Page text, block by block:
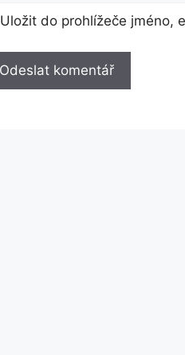
Uložit do prohlížeče jméno,